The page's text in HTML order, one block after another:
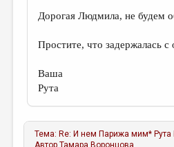
Дорогая Людмила, не будем
Простите, что задержалась с
Ваша
Рута
Тема: Re: И нем Парижа мим*
АвторТамара Воронцова